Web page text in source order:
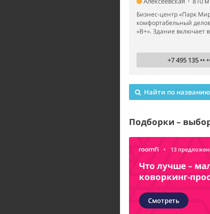
Бизнес-центр «Парк
комфортабельный
«B+». Здание включает
+7 495 135 ••
Найти по названию
Подборки –
• 13
Что лучше –
коворкинг-
Смотреть